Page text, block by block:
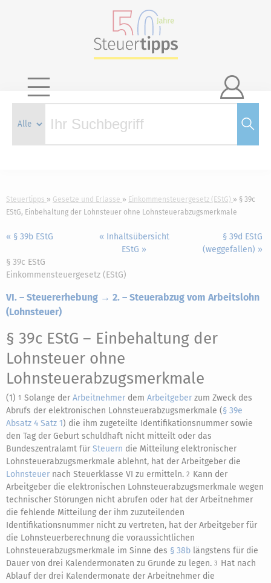

Steuertipps Gesetze und Erlasse Einkommensteuergesetz (EStG)
§ 39c
EStG, Einbehaltung der Lohnsteuer ohne Lohnsteuerabzugsmerkmale
« § 39b EStG
« Inhaltsübersicht
EStG »
§ 39d EStG
(weggefallen) »
§ 39c EStG
Einkommensteuergesetz (EStG)
VI. – Steuererhebung → 2. – Steuerabzug vom Arbeitslohn
(Lohnsteuer)
§ 39c EStG – Einbehaltung der
Lohnsteuer ohne
Lohnsteuerabzugsmerkmale
(1) 1 Solange der Arbeitnehmer dem Arbeitgeber zum Zweck des
Abrufs der elektronischen Lohnsteuerabzugsmerkmale (§ 39e
Absatz 4 Satz 1) die ihm zugeteilte Identifikationsnummer sowie
den Tag der Geburt schuldhaft nicht mitteilt oder das
Bundeszentralamt für Steuern die Mitteilung elektronischer
Lohnsteuerabzugsmerkmale ablehnt, hat der Arbeitgeber die
Lohnsteuer nach Steuerklasse VI zu ermitteln. 2 Kann der
Arbeitgeber die elektronischen Lohnsteuerabzugsmerkmale wegen
technischer Störungen nicht abrufen oder hat der Arbeitnehmer
die fehlende Mitteilung der ihm zuzuteilenden
Identifikationsnummer nicht zu vertreten, hat der Arbeitgeber für
die Lohnsteuerberechnung die voraussichtlichen
Lohnsteuerabzugsmerkmale im Sinne des § 38b längstens für die
Dauer von drei Kalendermonaten zu Grunde zu legen. 3 Hat nach
Ablauf der drei Kalendermonate der Arbeitnehmer die